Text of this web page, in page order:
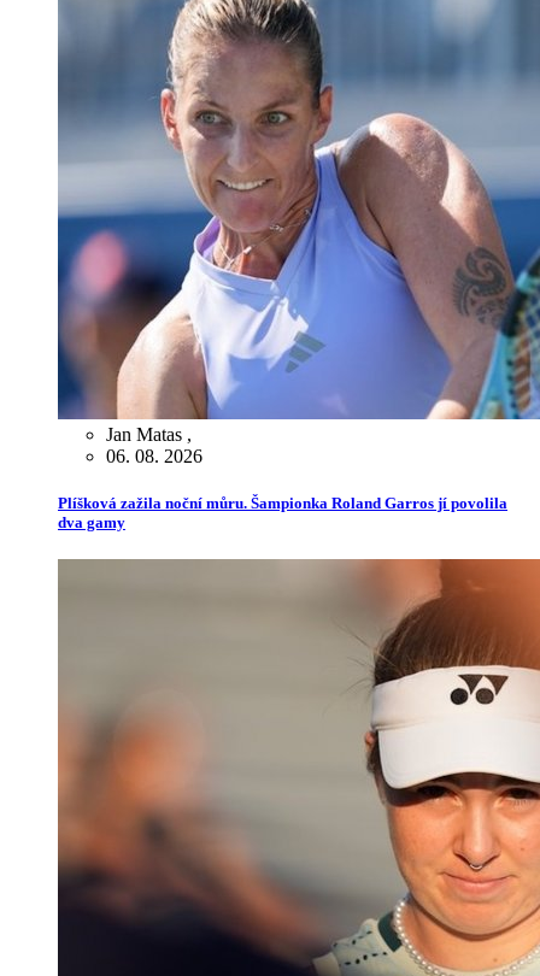
Jan Matas ,
06. 08. 2026
Plíšková zažila noční můru. Šampionka Roland Garros jí povolila
dva gamy